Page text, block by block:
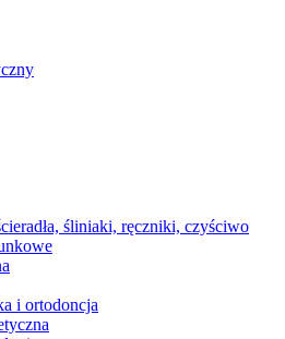
śliniaki, ręczniki, czyściwo
i ortodoncja